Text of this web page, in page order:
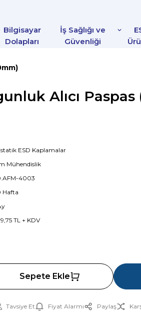
Bilgisayar
Dolapları
İş Sağlığı ve
Güvenliği
Alıcı
ESD Kaplamalar
Mühendislik
4003
Hafta
TL + KDV
Sepete Ekle
Tavsiye Et Fiyat Alarmı Paylaş